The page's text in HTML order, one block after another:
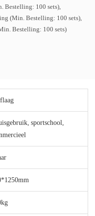
Bestelling: 100 sets),
(Min. Bestelling: 100 sets),
Bestelling: 100 sets)
sportschool,